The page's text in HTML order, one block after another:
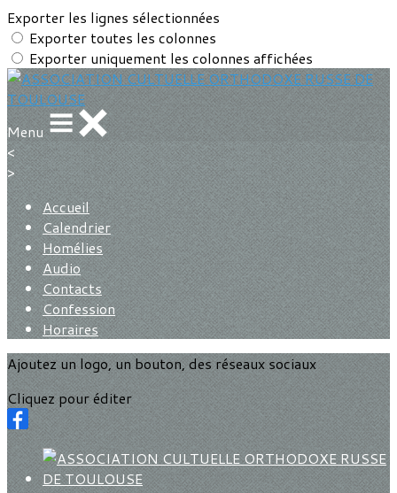
Exporter les lignes sélectionnées
Exporter toutes les colonnes
Exporter uniquement les colonnes affichées
Menu
<
>
Accueil
Calendrier
Homélies
Audio
Contacts
Confession
Horaires
Ajoutez un logo, un bouton, des réseaux sociaux
Cliquez pour éditer